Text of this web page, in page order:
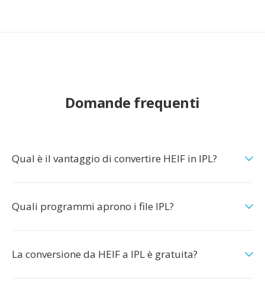
Domande frequenti
Qual è il vantaggio di convertire HEIF in IPL?
Quali programmi aprono i file IPL?
La conversione da HEIF a IPL è gratuita?